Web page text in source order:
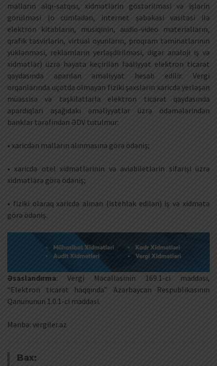
malların alqı-satqısı, xidmətlərin göstərilməsi və işlərin
görülməsi (o cümlədən, internet şəbəkəsi vasitəsi ilə
elektron kitabların, musiqinin, audio-video materialların,
qrafik təsvirlərin, virtual oyunların, proqram təminatlarının
yüklənməsi, reklamların yerləşdirilməsi, digər analoji iş və
xidmətlər) üzrə həyata keçirilən fəaliyyət elektron ticarət
qaydasında aparılan əməliyyat hesab edilir. Vergi
orqanlarında uçotda olmayan fiziki şəxslərin xaricdə yerləşən
müəssisə və təşkilatlarla elektron ticarət qaydasında
apardıqları aşağıdakı əməliyyatlar üzrə ödəmələrindən
banklar tərəfindən ƏDV tutulmur:
• xaricdən malların alınmasına görə ödəniş;
• xaricdə otel xidmətlərinin və aviabiletlərin sifarişi üzrə
xidmətlərə görə ödəniş;
• fiziki olaraq xaricdə alınan (istehlak edilən) iş və xidmətə
görə ödəniş.
Əsaslandırma: Vergi Məcəlləsinin 169.1-ci maddəsi,
“Elektron ticarət haqqında” Azərbaycan Respublikasının
Qanununun 1.0.1-ci maddəsi.
Mənbə: vergiler.az
Bax: